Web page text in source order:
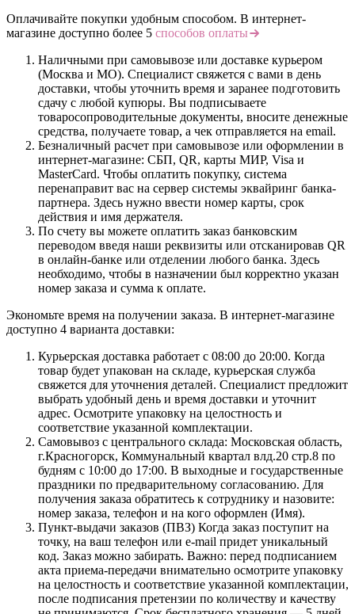
Оплачивайте покупки удобным способом. В интернет-
магазине доступно более 5 способов оплаты
Наличными при самовывозе или доставке курьером
(Москва и МО). Специалист свяжется с вами в день
доставки, чтобы уточнить время и заранее подготовить
сдачу с любой купюры. Вы подписываете
товаросопроводительные документы, вносите денежные
средства, получаете товар, а чек отправляется на email.
Безналичный расчет при самовывозе или оформлении в
интернет-магазине: СБП, QR, карты МИР, Visa и
MasterCard. Чтобы оплатить покупку, система
перенаправит вас на сервер системы эквайринг банка-
партнера. Здесь нужно ввести номер карты, срок
действия и имя держателя.
По счету вы можете оплатить заказ банковским
переводом введя наши реквизиты или отсканировав QR
в онлайн-банке или отделении любого банка. Здесь
необходимо, чтобы в назначении был корректно указан
номер заказа и сумма к оплате.
Экономьте время на получении заказа. В интернет-магазине
доступно 4 варианта доставки:
Курьерская доставка работает с 08:00 до 20:00. Когда
товар будет упакован на складе, курьерская служба
свяжется для уточнения деталей. Специалист предложит
выбрать удобный день и время доставки и уточнит
адрес. Осмотрите упаковку на целостность и
соответствие указанной комплектации.
Самовывоз с центрального склада: Московская область,
г.Красногорск, Коммунальный квартал влд.20 стр.8 по
будням с 10:00 до 17:00. В выходные и государственные
праздники по предварительному согласованию. Для
получения заказа обратитесь к сотруднику и назовите:
номер заказа, телефон и на кого оформлен (Имя).
Пункт-выдачи заказов (ПВЗ) Когда заказ поступит на
точку, на ваш телефон или e-mail придет уникальный
код. Заказ можно забирать. Важно: перед подписанием
акта приема-передачи внимательно осмотрите упаковку
на целостность и соответствие указанной комплектации,
после подписания претензии по количеству и качеству